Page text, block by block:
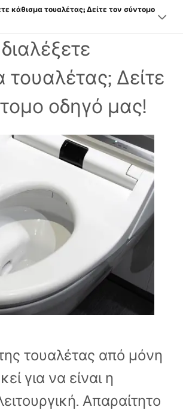
κάθισμα τουαλέτας; Δείτε τον σύντομο
τουαλέτας; Δείτε
οδηγό μας!
τουαλέτας από μόνη
για να είναι η
Απαραίτητο